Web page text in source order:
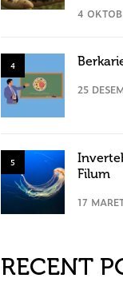
4
4
25
5
Filum
17
RECENT